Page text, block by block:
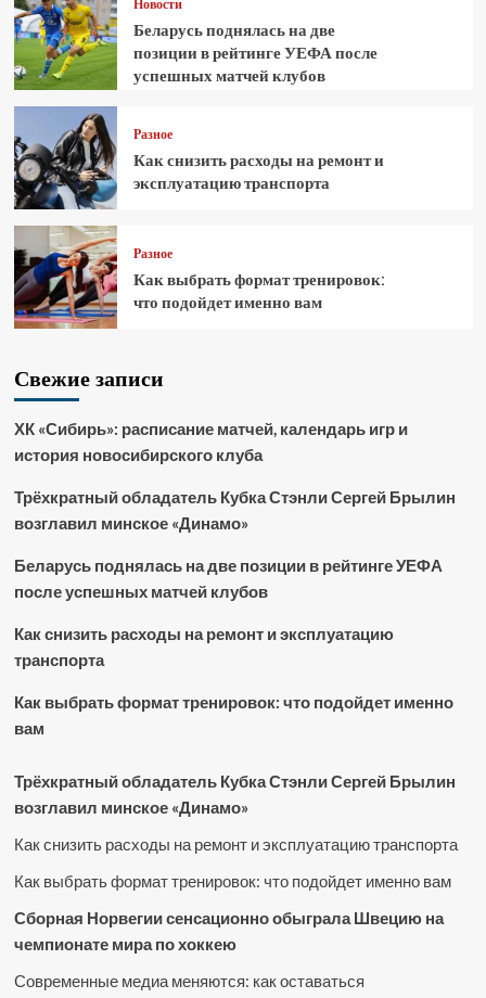
Новости
Беларусь поднялась на две
позиции в рейтинге УЕФА после
успешных матчей клубов
Разное
Как снизить расходы на ремонт и
эксплуатацию транспорта
Разное
Как выбрать формат тренировок:
что подойдет именно вам
Свежие записи
ХК «Сибирь»: расписание матчей, календарь игр и
история новосибирского клуба
Трёхкратный обладатель Кубка Стэнли Сергей Брылин
возглавил минское «Динамо»
Беларусь поднялась на две позиции в рейтинге УЕФА
после успешных матчей клубов
Как снизить расходы на ремонт и эксплуатацию
транспорта
Как выбрать формат тренировок: что подойдет именно
вам
Трёхкратный обладатель Кубка Стэнли Сергей Брылин
возглавил минское «Динамо»
Как снизить расходы на ремонт и эксплуатацию транспорта
Как выбрать формат тренировок: что подойдет именно вам
Сборная Норвегии сенсационно обыграла Швецию на
чемпионате мира по хоккею
Современные медиа меняются: как оставаться